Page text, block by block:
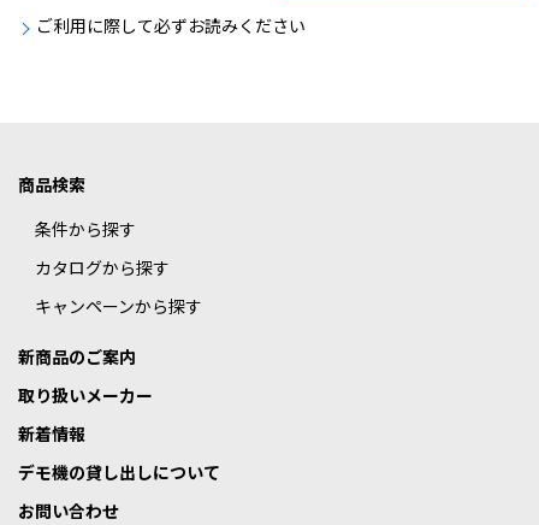
ご利用に際して必ずお読みください
商品検索
条件から探す
カタログから探す
キャンペーンから探す
新商品のご案内
取り扱いメーカー
新着情報
デモ機の貸し出しについて
お問い合わせ